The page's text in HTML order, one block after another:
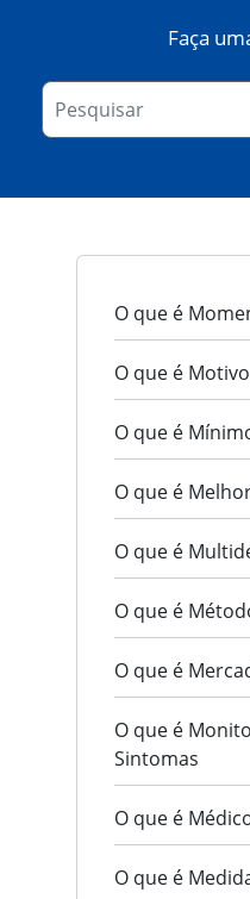
Faça
O que é
O que é
O que é
O que é
O que é
O que é
O que é
O que é
Sintomas
O que é
O que é